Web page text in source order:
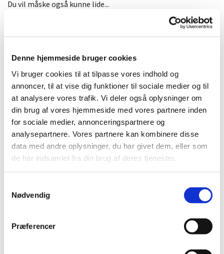
Denne hjemmeside bruger cookies
Vi bruger cookies til at tilpasse vores indhold og
annoncer, til at vise dig funktioner til sociale medier og til
at analysere vores trafik. Vi deler også oplysninger om
din brug af vores hjemmeside med vores partnere inden
for sociale medier, annonceringspartnere og
analysepartnere. Vores partnere kan kombinere disse
data med andre oplysninger, du har givet dem, eller som
de har indsamlet fra din brug af deres tjenester.
Nødvendig
Præferencer
Du vil måske også kunne lide...